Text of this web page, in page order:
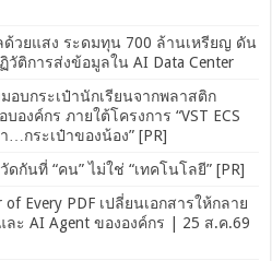
วยแสง ระดมทุน 700 ล้านเหรียญ ดัน
ติการส่งข้อมูลใน AI Data Center
อบกระเป๋านักเรียนจากพลาสติก
องค์กร ภายใต้โครงการ “VST ECS
…กระเป๋าของน้อง” [PR]
กันที่ “คน” ไม่ใช่ “เทคโนโลยี” [PR]
Every PDF เปลี่ยนเอกสารให้กลาย
ละ AI Agent ขององค์กร | 25 ส.ค.69